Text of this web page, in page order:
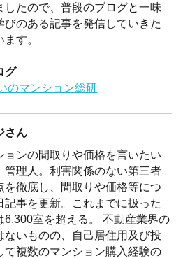
したので、普段のブログと一味
びのある記事を発信していきた
す。
グ
のマンション総研
さん
ョンの間取りや価格を言いたい
管理人。利害関係のない第三者
を徹底し、間取りや価格等につ
記事を更新。これまでに扱った
6,300室を超える。 不動産業界の
ないものの、自己居住用及び投
て複数のマンション購入経験の